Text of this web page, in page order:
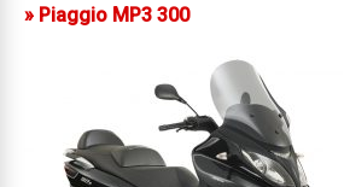
» Piaggio MP3 300